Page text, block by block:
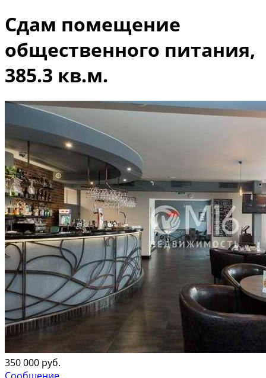
Сдам помещение
общественного питания,
385.3 кв.м.
350 000 руб.